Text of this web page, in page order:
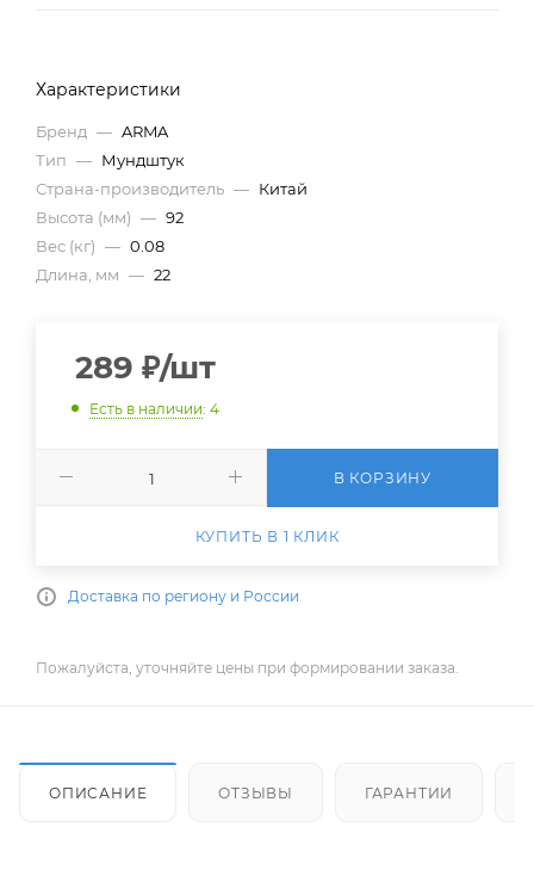
Характеристики
Бренд — ARMA
Тип — Мундштук
Страна-производитель — Китай
Высота (мм) — 92
Вес (кг) — 0.08
Длина, мм — 22
289 ₽/шт
Есть в наличии: 4
В КОРЗИНУ
КУПИТЬ В 1 КЛИК
Доставка по региону и России
Пожалуйста, уточняйте цены при формировании заказа.
ОПИСАНИЕ ОТЗЫВЫ ГАРАНТИИ